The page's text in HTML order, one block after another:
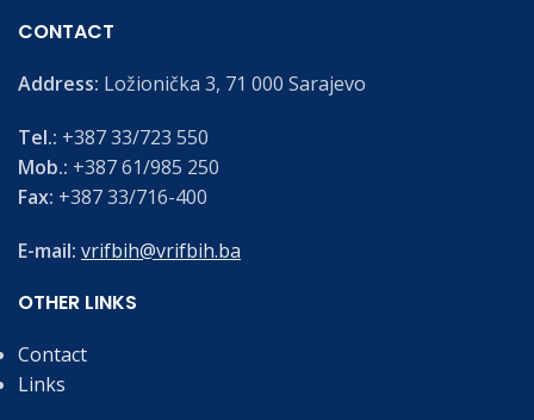
CONTACT
Address: Ložionička 3, 71 000 Sarajevo
Tel.: +387 33/723 550
Mob.: +387 61/985 250
Fax: +387 33/716-400
E-mail: vrifbih@vrifbih.ba
OTHER LINKS
Contact
Links